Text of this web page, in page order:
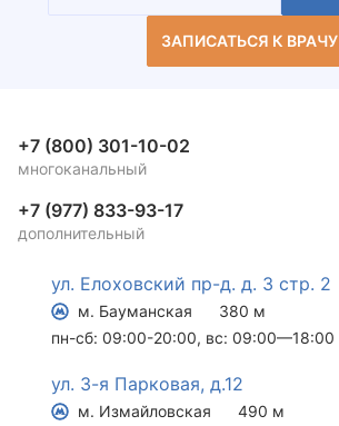
ЗАПИСАТЬСЯ К ВРАЧУ
+7 (800) 301-10-02
многоканальный
+7 (977) 833-93-17
дополнительный
ул. Елоховский пр-д. д. 3 стр. 2
м. Бауманская
380 м
пн-сб: 09:00-20:00, вс: 09:00—18:00
ул. 3-я Парковая, д.12
м. Измайловская
490 м